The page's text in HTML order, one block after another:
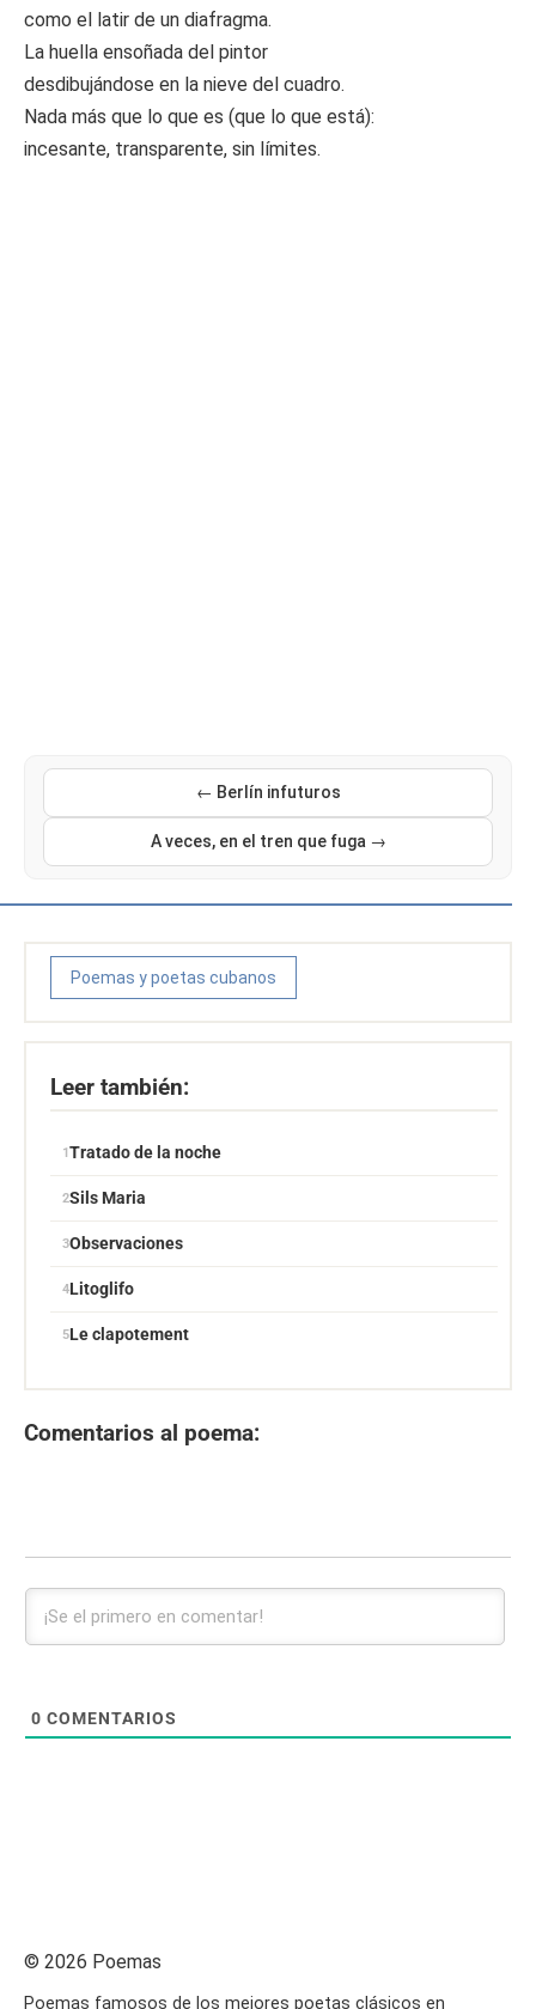
como el latir de un diafragma.
La huella ensoñada del pintor
desdibujándose en la nieve del cuadro.
Nada más que lo que es (que lo que está):
incesante, transparente, sin límites.
← Berlín infuturos
A veces, en el tren que fuga →
Poemas y poetas cubanos
Leer también:
Tratado de la noche
Sils Maria
Observaciones
Litoglifo
Le clapotement
Comentarios al poema:
0 COMENTARIOS
© 2026 Poemas
Poemas famosos de los mejores poetas clásicos en